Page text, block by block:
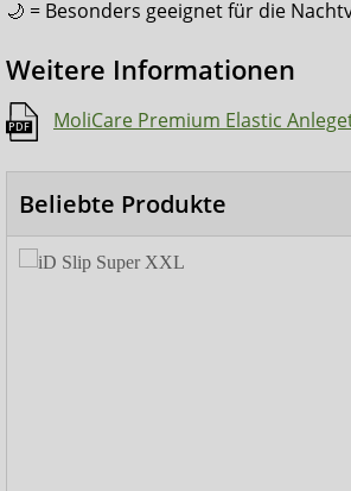
🌙 = Besonders geeignet für die
Weitere Informationen
MoliCare Premium Elastic
Beliebte Produkte